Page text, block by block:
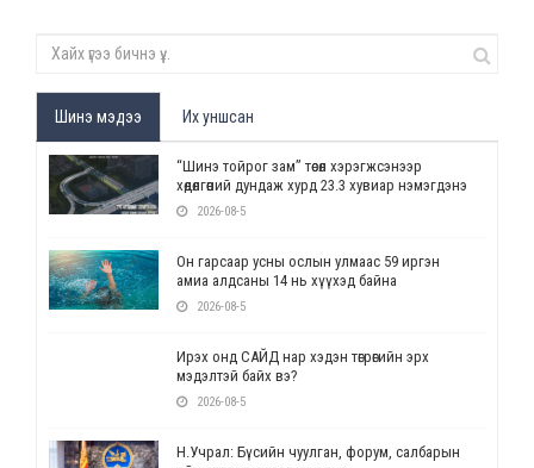
Шинэ мэдээ Их уншсан
“Шинэ тойрог зам” төсөл хэрэгжсэнээр
хөдөлгөөний дундаж хурд 23.3 хувиар нэмэгдэнэ
2026-08-5
Он гарсаар усны ослын улмаас 59 иргэн
амиа алдсаны 14 нь хүүхэд байна
2026-08-5
Ирэх онд САЙД нар хэдэн төгрөгийн эрх
мэдэлтэй байх вэ?
2026-08-5
Н.Учрал: Бүсийн чуулган, форум, салбарын